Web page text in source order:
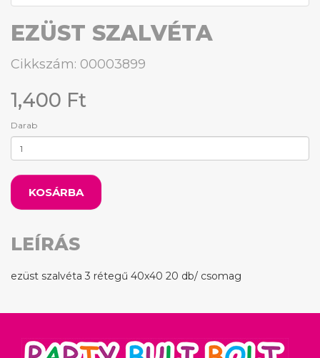
EZÜST SZALVÉTA
Cikkszám: 00003899
1,400 Ft
Darab
KOSÁRBA
LEÍRÁS
ezüst szalvéta 3 rétegű 40x40 20 db/ csomag